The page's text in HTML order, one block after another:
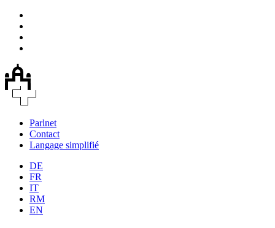
Parlnet
Contact
Langage simplifié
DE
FR
IT
RM
EN